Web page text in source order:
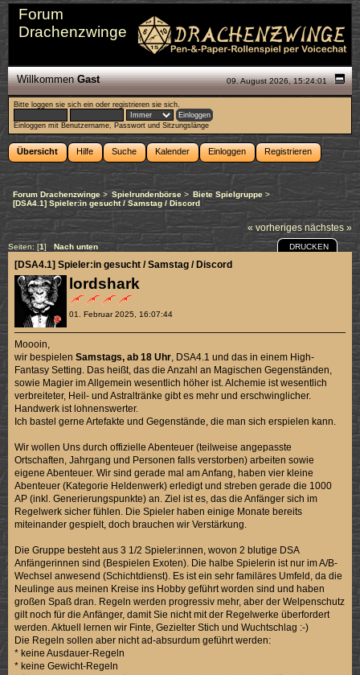
Forum
Drachenzwinge
09. August 2026, 15:24:01
WillkommenGast
Bitte loggen sie sich ein oderregistrieren sie sich.
Einloggen mit Benutzername, Passwort und Sitzungslänge
Übersicht Hilfe Suche Kalender Einloggen Registrieren
Forum Drachenzwinge > Spielrundenbörse> Biete Spielgruppe>
[DSA4.1] Spieler:in gesucht / Samstag / Discord
« vorheriges nächstes »
Seiten: [1] Nach unten DRUCKEN
lordshark
01. Februar 2025, 16:07:44
[DSA4.1] Spieler:in gesucht / Samstag / Discord
Moooin,
wir bespielenSamstags, ab 18 Uhr, DSA4.1 und das in einem High-
Fantasy Setting. Das heißt, das die Anzahl an Magischen Gegenständen,
sowie Magier im Allgemein wesentlich höher ist. Alchemie ist wesentlich
verbreiteter, Heil- und Astraltränke gibt es mehr und erschwinglicher.
Handwerk ist lohnenswerter.
Ich bastel gerne Artefakte und Gegenstände, die man sich erspielen kann.
Wir wollen Uns durch offizielle Abenteuer (teilweise angepasste
Ortschaften, Jahrgang und Personen falls verstorben) arbeiten sowie
eigene Abenteuer. Wir sind gerade mal am Anfang, haben vier kleine
Abenteuer (Kategorie Heldenwerk) erledigt und streben gerade die 1000
AP (inkl. Generierungspunkte) an. Ziel ist es, das die Anfänger sich im
Regelwerk sicher fühlen. Die Spieler haben einige Monate bereits
miteinander gespielt, doch brauchen wir Verstärkung.
Die Gruppe besteht aus 3 1/2 Spieler:innen, wovon 2 blutige DSA
Anfängerinnen sind (Bespielen Exoten). Die halbe Spielerin ist nur im A/B-
Wechsel anwesend (Schichtdienst). Es ist ein sehr familäres Umfeld, da die
Neulinge aus meinen Kreise ins Hobby geführt worden sind und haben
großen Spaß dran. Regeln werden progressiv mehr, aber der Welpenschutz
gilt noch für die Anfänger, damit Sie nicht mit der Regelwerke überfordert
werden. Aktuell lernen wir Finte, Gezielter Stich und Wuchtschlag :-)
Die Regeln sollen aber nicht ad-absurdum geführt werden:
* keine Ausdauer-Regeln
* keine Gewicht-Regeln